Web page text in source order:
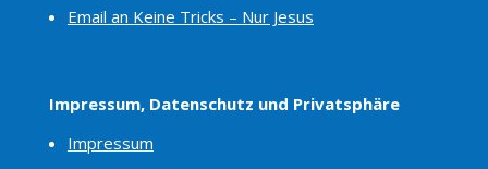
Email an Keine Tricks – Nur Jesus
Impressum, Datenschutz und Privatsphäre
Impressum